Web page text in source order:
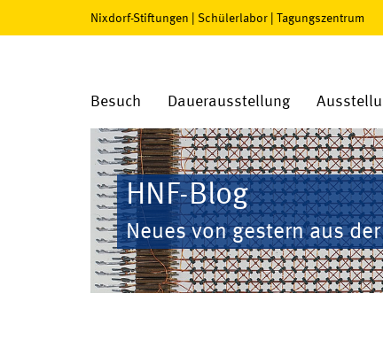
Nixdorf-Stiftungen | Schülerlabor | Tagungszentrum
Besuch Dauerausstellung
HNF-Blog
Neues von gestern aus